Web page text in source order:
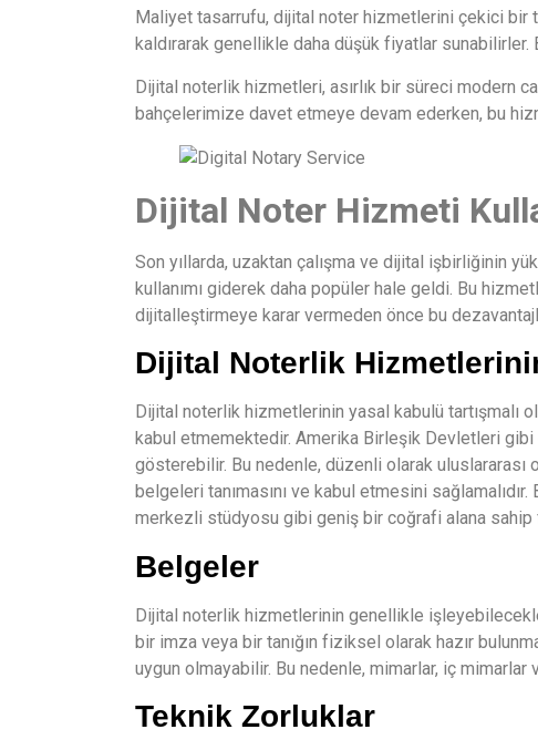
Maliyet tasarrufu, dijital noter hizmetlerini çekici bir
kaldırarak genellikle daha düşük fiyatlar
Dijital noterlik hizmetleri, asırlık bir süreci modern
bahçelerimize davet etmeye devam ederken, bu
Dijital Noter Hizmeti
Son yıllarda, uzaktan çalışma ve dijital işbirliğinin
kullanımı giderek daha popüler hale geldi. Bu
dijitalleştirmeye karar vermeden önce bu
Dijital Noterlik
Dijital noterlik hizmetlerinin yasal kabulü tartışmalı
kabul etmemektedir. Amerika Birleşik Devletleri
gösterebilir. Bu nedenle, düzenli olarak
belgeleri tanımasını ve kabul etmesini
merkezli stüdyosu gibi geniş bir coğrafi alana
Belgeler
Dijital noterlik hizmetlerinin genellikle
bir imza veya bir tanığın fiziksel olarak hazır
uygun olmayabilir. Bu nedenle, mimarlar, iç
Teknik Zorluklar